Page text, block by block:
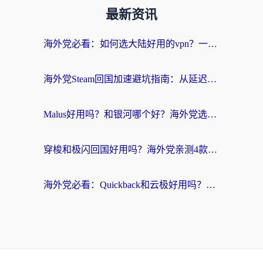
最新资讯
海外党必看：如何选大陆好用的vpn？一篇解决你的回国访问难题
海外党Steam回国加速避坑指南：从延迟卡顿到无缝畅玩，我踩过的坑和最优解
Malus好用吗？和银河哪个好？海外党选回国加速器的避坑指南（附乌克兰玩国内游戏实测）
穿梭和极闪回国好用吗？海外党亲测4款加速器+1个隐藏宝藏
海外党必看：Quickback和云极好用吗？3招教你选对回国加速器（附PC端VPN实测对比）